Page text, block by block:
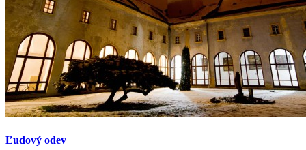
Ľudový odev